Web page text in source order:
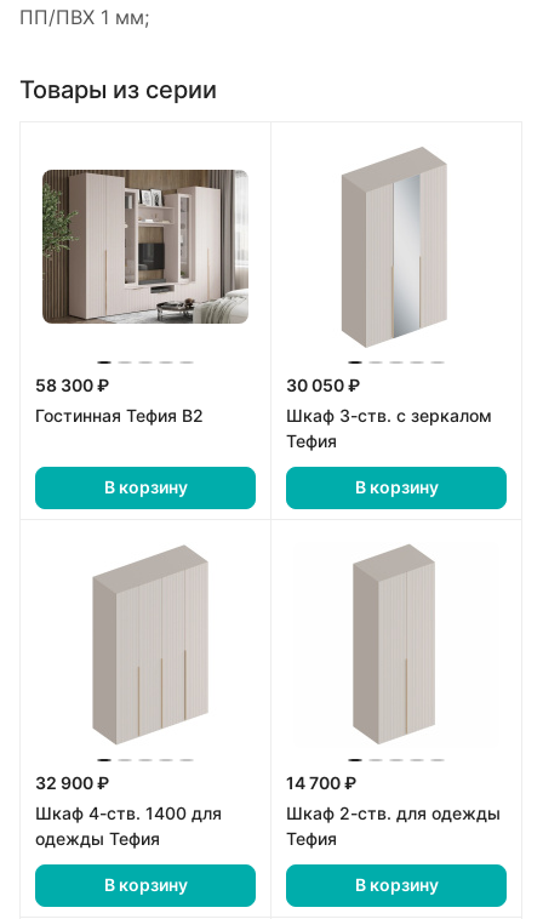
ПП/ПВХ 1 мм;
Товары из серии
58 300 ₽
Гостинная Тефия В2
В корзину
30 050 ₽
Шкаф 3-ств. с зеркалом
Тефия
В корзину
32 900 ₽
Шкаф 4-ств. 1400 для
одежды Тефия
В корзину
14 700 ₽
Шкаф 2-ств. для одежды
Тефия
В корзину